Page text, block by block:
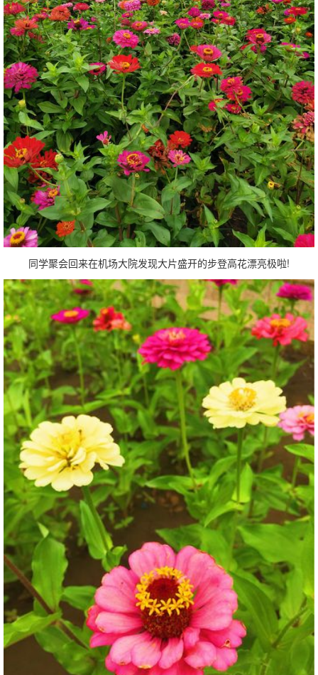
同学聚会回来在机场大院发现大片盛开的步登高花漂亮极啦!